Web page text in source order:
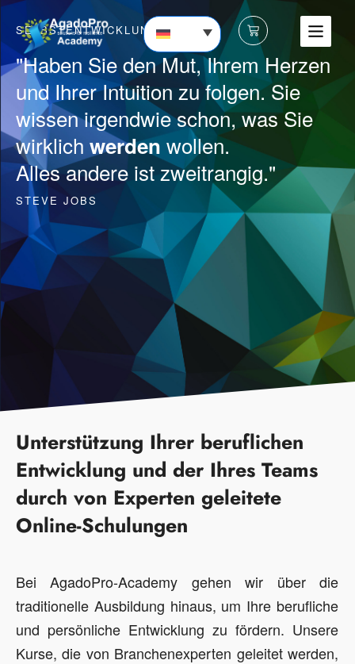
SELBSTENTWICKLUNG
"Haben Sie den Mut, Ihrem Herzen
und Ihrer Intuition zu folgen. Sie
wissen irgendwie schon, was Sie
wirklich werden wollen.
Alles andere ist zweitrangig."
STEVE JOBS
Unterstützung Ihrer beruflichen
Entwicklung und der Ihres Teams
durch von Experten geleitete
Online-Schulungen
Bei AgadoPro-Academy gehen wir über die
traditionelle Ausbildung hinaus, um Ihre berufliche
und persönliche Entwicklung zu fördern. Unsere
Kurse, die von Branchenexperten geleitet werden,